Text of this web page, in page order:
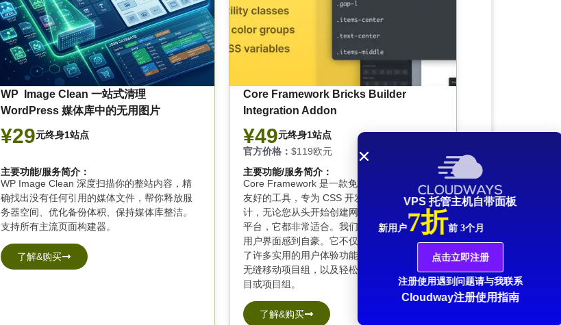
WP Image Clean 一站式清理
WordPress 媒体库中的无用图片
¥29元终身1站点
主要功能/服务简介：
WP Image Clean 深度扫描你的整站内容，精
确找出没有任何引用的媒体文件，帮你释放服
务器空间、优化备份体积、保持媒体库整洁。
支持所有主流页面构建器。
了解&购买
Core Framework Bricks Builder
Integration Addon
¥49元终身1站点
官方价格： $119欧元
主要功能/服务简介：
Core Framework 是一款免费、多功能且用户
友好的工具，专为 CSS 开发的可视化管理而设
计，无论您从头开始创建网站，还是使用任何
平台，它都非常适合。 我们为核心框架简洁的
用户界面感到自豪。它不仅外观精美，还提供
了许多实用的用户体验功能，让您轻松复制、
无缝移动项目组，以及轻松添加和删除单个项
目或项目组。
了解&购买
VPS 托管主机自带面板
新用户7折 前 3个月
点击立即注册
注册使用遇到问题请与我联系
Cloudway注册使用指南